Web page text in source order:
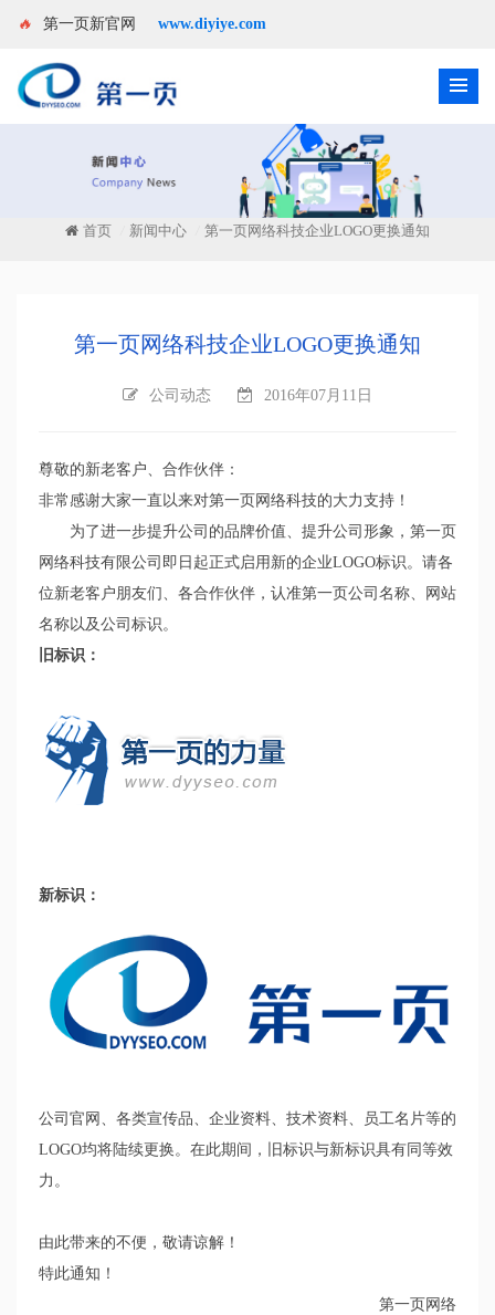
🔥 第一页新官网 www.diyiye.com
首页 新闻中心 第一页网络科技企业LOGO更换通知
第一页网络科技企业LOGO更换通知
公司动态 2016年07月11日
尊敬的新老客户、合作伙伴：
非常感谢大家一直以来对第一页网络科技的大力支持！
为了进一步提升公司的品牌价值、提升公司形象， 第一页
网络科技有限公司即日起正式启用 新的企业LOGO标识 。请各
位新老客户朋友们、各合作伙伴，认准第一页公司名称、网站
名称以及公司标识。
旧标识：
新标识：
公司官网、各类宣传品、企业资料、技术资料、员工名片等的
LOGO均将陆续更换。在此期间，旧标识与新标识具有同等效
力。
由此带来的不便，敬请谅解！
特此通知！
第一页网络